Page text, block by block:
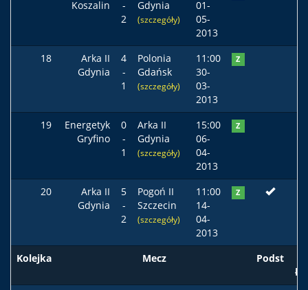
Koszalin
-
2
Gdynia
(szczegóły)
01-
05-
2013
18
Arka II
Gdynia
4
-
1
Polonia
Gdańsk
(szczegóły)
11:00
30-
03-
2013
Z
19
Energetyk
Gryfino
0
-
1
Arka II
Gdynia
(szczegóły)
15:00
06-
04-
2013
Z
20
Arka II
Gdynia
5
-
2
Pogoń II
Szczecin
(szczegóły)
11:00
14-
04-
2013
Z
Kolejka Mecz Podst